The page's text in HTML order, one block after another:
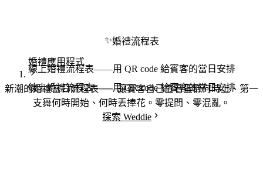
婚禮應用程式
線上婚禮流程表——用 QR code 給賓客的當日安排
✨婚禮流程表
線上婚禮流程表——用 QR code 給賓客的當日安排
新潮的婚禮當日流程表——讓賓客自己查看蛋糕何時上、第一
支舞何時開始、何時丟捧花。零提問、零混亂。
探索 Weddie